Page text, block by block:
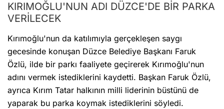
KIRIMOĞLU'NUN ADI DÜZCE'DE BİR PARKA
VERİLECEK
Kırımoğlu'nun da katılımıyla gerçekleşen saygı
gecesinde konuşan Düzce Belediye Başkanı Faruk
Özlü, ilde bir parkı faaliyete geçirerek Kırımoğlu'nun
adını vermek istediklerini kaydetti. Başkan Faruk Özlü,
ayrıca Kırım Tatar halkının milli liderinin büstünü de
yaparak bu parka koymak istediklerini söyledi.